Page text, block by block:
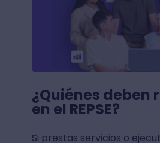
¿Quiénes deben
en el REPSE?
Si prestas servicios o